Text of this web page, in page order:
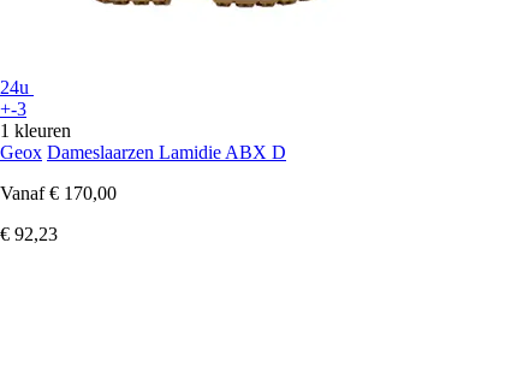
24u
+-3
1 kleuren
Geox Dameslaarzen Lamidie ABX D
Vanaf € 170,00
€ 92,23